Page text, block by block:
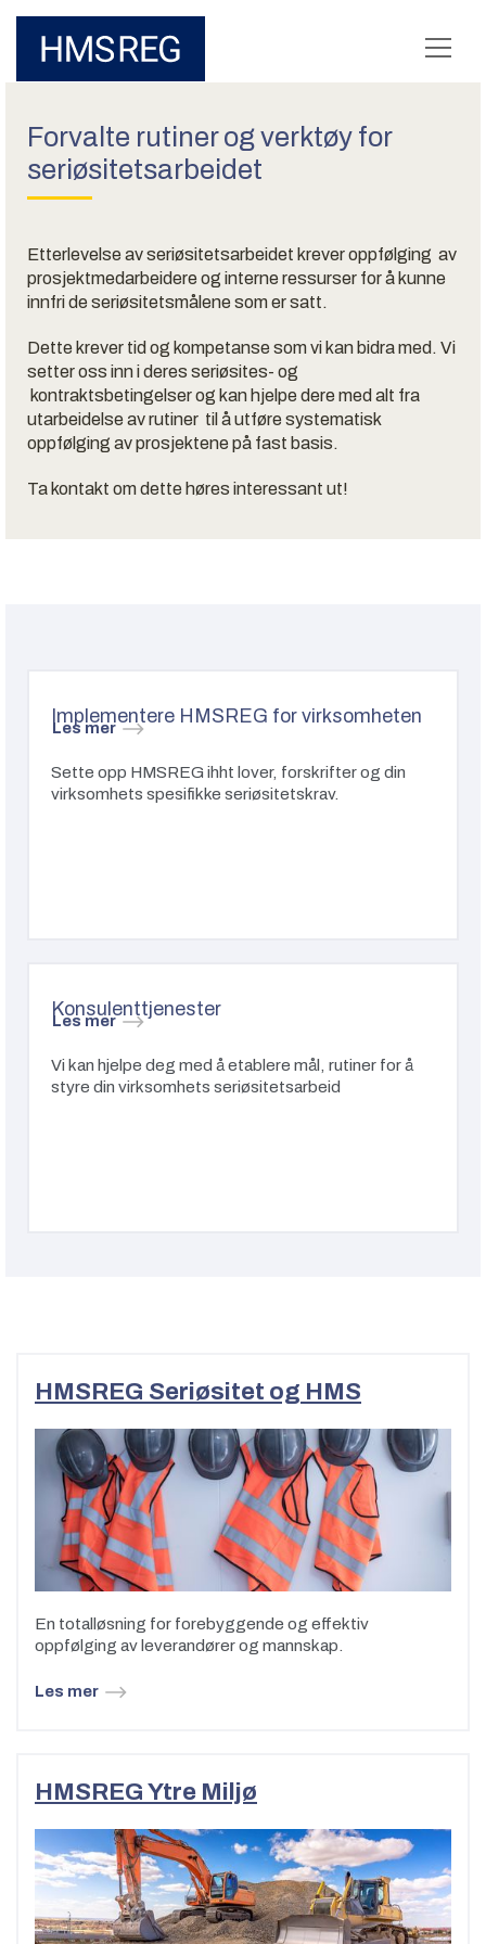
Forvalte rutiner og verktøy for
seriøsitetsarbeidet
Etterlevelse av seriøsitetsarbeidet krever oppfølging av
prosjektmedarbeidere og interne ressurser for å kunne
innfri de seriøsitetsmålene som er satt.
Dette krever tid og kompetanse som vi kan bidra med. Vi
setter oss inn i deres seriøsites- og
kontraktsbetingelser og kan hjelpe dere med alt fra
utarbeidelse av rutiner til å utføre systematisk
oppfølging av prosjektene på fast basis.
Ta kontakt om dette høres interessant ut!
Implementere HMSREG for virksomheten
Sette opp HMSREG ihht lover, forskrifter og din
virksomhets spesifikke seriøsitetskrav.
Les mer
Konsulenttjenester
Vi kan hjelpe deg med å etablere mål, rutiner for å
styre din virksomhets seriøsitetsarbeid
Les mer
HMSREG Seriøsitet og HMS
En totalløsning for forebyggende og effektiv
oppfølging av leverandører og mannskap.
Les mer
HMSREG Ytre Miljø